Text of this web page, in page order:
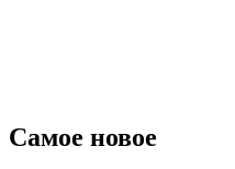
Самое новое